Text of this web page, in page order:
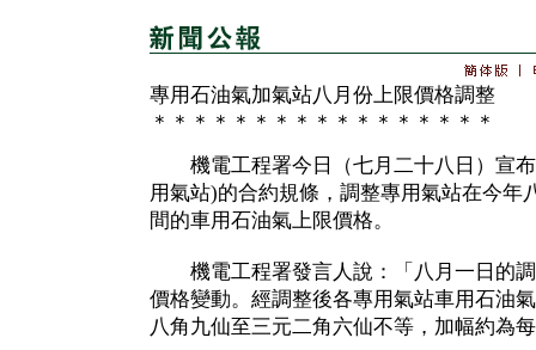
專用石油氣加氣站八月份上限價格調整
＊＊＊＊＊＊＊＊＊＊＊＊＊＊＊＊＊
機電工程署今日（七月二十八日）宣布
用氣站)的合約規條，調整專用氣站在今年
間的車用石油氣上限價格。
機電工程署發言人說：「八月一日的調
價格變動。經調整後各專用氣站車用石油
八角九仙至三元二角六仙不等，加幅約為